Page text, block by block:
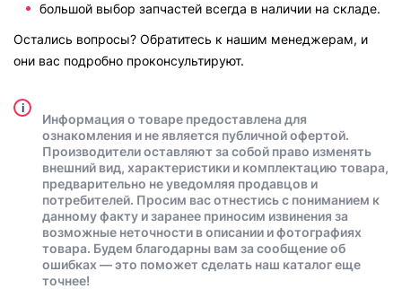
большой выбор запчастей всегда в наличии на складе.
Остались вопросы? Обратитесь к нашим менеджерам, и
они вас подробно проконсультируют.
i
Информация о товаре предоставлена для
ознакомления и не является публичной офертой.
Производители оставляют за собой право изменять
внешний вид, характеристики и комплектацию товара,
предварительно не уведомляя продавцов и
потребителей. Просим вас отнестись с пониманием к
данному факту и заранее приносим извинения за
возможные неточности в описании и фотографиях
товара. Будем благодарны вам за сообщение об
ошибках — это поможет сделать наш каталог еще
точнее!